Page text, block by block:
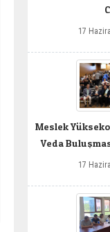
17
Meslek
Veda
17